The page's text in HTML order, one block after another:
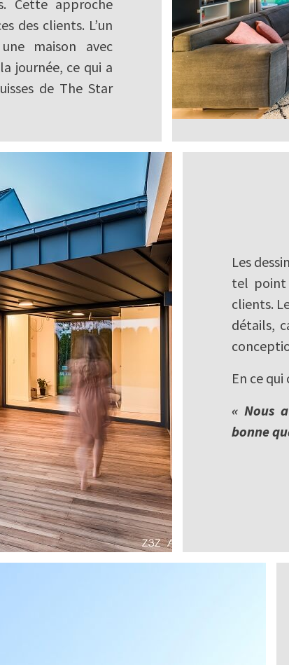
Cette approche
des clients. L’un
maison avec
journée, ce qui a
de The Star
Les
tel point
clients.
détails,
En ce
« Nous
bonne